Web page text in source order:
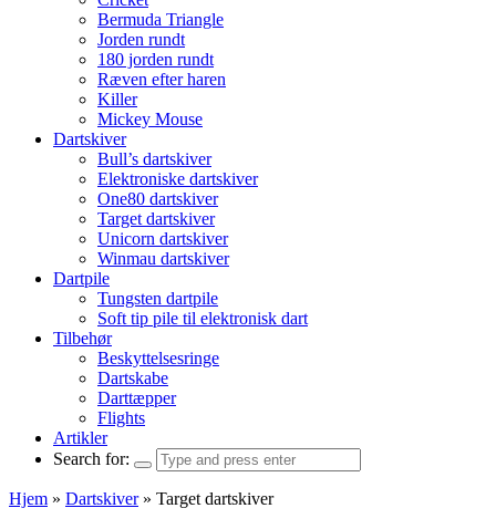
Bermuda Triangle
Jorden rundt
180 jorden rundt
Ræven efter haren
Killer
Mickey Mouse
Dartskiver
Bull’s dartskiver
Elektroniske dartskiver
One80 dartskiver
Target dartskiver
Unicorn dartskiver
Winmau dartskiver
Dartpile
Tungsten dartpile
Soft tip pile til elektronisk dart
Tilbehør
Beskyttelsesringe
Dartskabe
Darttæpper
Flights
Artikler
Search for:
Hjem » Dartskiver » Target dartskiver